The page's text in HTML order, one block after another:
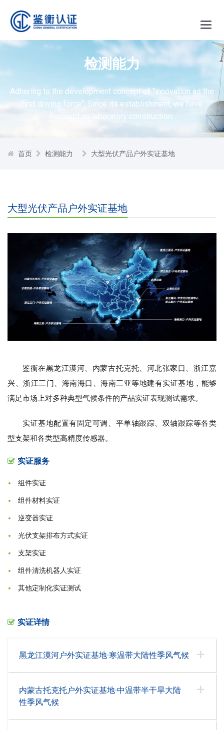
Main
Menu
检测能力
Adhering to the development concept of "innovation as the
first driving force", Since its establishment, we have
focused on laboratory construction.
首页 检测能力 大型光伏产品户外实证基地
大型光伏产品户外实证基地
鉴衡在黑龙江漠河、内蒙古托克托、河北张家口、浙江嘉
兴、浙江三门、海南海口、海南三亚等地建有实证基地，能够
满足市场上对多种典型气候条件的产品实证表现测试需求。
实证基地配置有固定可调、平单轴跟踪、双轴跟踪等各类
型支架和各类型高精度传感器。
实证服务
组件实证
组件材料实证
逆变器实证
光伏支架排布方式实证
支架实证
组件清洗机器人实证
其他定制化实证测试
实证详情
黑龙江漠河户外实证基地·寒温带大陆性季风气候
内蒙古托克托户外实证基地·中温带半干旱大陆
性季风气候